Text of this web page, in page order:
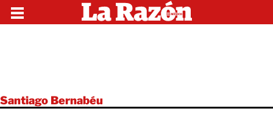
Santiago Bernabéu